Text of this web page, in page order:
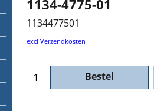
1134-4775-01
1134477501
excl Verzendkosten
Bestel